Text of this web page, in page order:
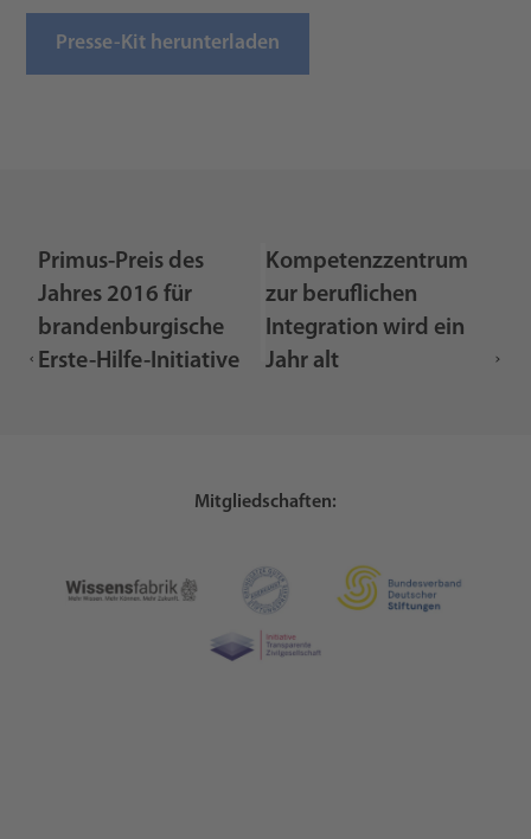
Presse-Kit herunterladen
Primus-Preis des
Jahres 2016 für
brandenburgische
Erste-Hilfe-Initiative
Kompetenzzentrum
zur beruflichen
Integration wird ein
Jahr alt
Mitgliedschaften: